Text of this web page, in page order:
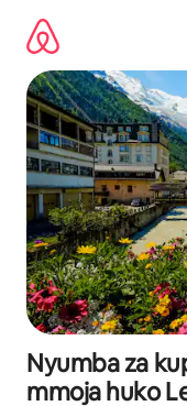
kwenda
kwenye
maudhui
Nyumba za
mmoja huko